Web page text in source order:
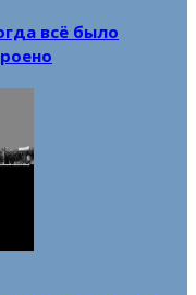
всё было